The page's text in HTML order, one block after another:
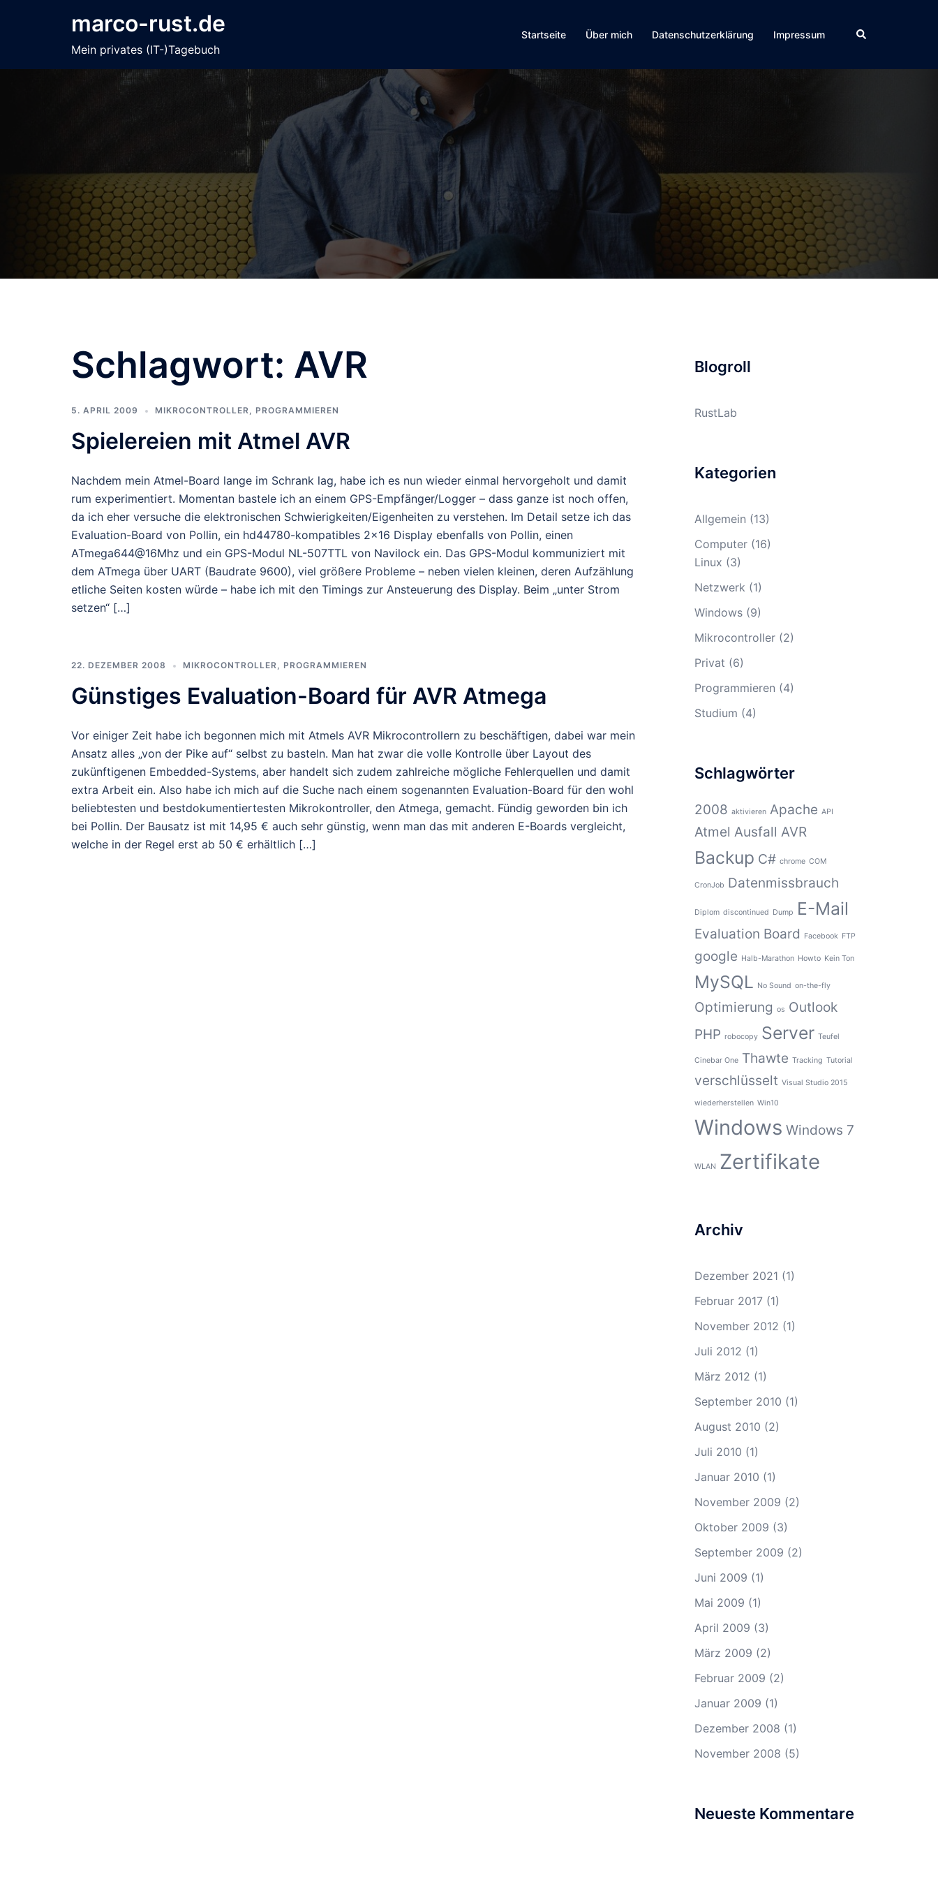
marco-rust.de
Mein privates (IT-)Tagebuch
Startseite Über mich Datenschutzerklärung Impressum Suche
Schlagwort: AVR
5. APRIL 2009 MIKROCONTROLLER, PROGRAMMIEREN
Spielereien mit Atmel AVR
Nachdem mein Atmel-Board lange im Schrank lag, habe ich es nun wieder einmal hervorgeholt und damit
rum experimentiert. Momentan bastele ich an einem GPS-Empfänger/Logger – dass ganze ist noch offen,
da ich eher versuche die elektronischen Schwierigkeiten/Eigenheiten zu verstehen. Im Detail setze ich das
Evaluation-Board von Pollin, ein hd44780-kompatibles 2×16 Display ebenfalls von Pollin, einen
ATmega644@16Mhz und ein GPS-Modul NL-507TTL von Navilock ein. Das GPS-Modul kommuniziert mit
dem ATmega über UART (Baudrate 9600), viel größere Probleme – neben vielen kleinen, deren Aufzählung
etliche Seiten kosten würde – habe ich mit den Timings zur Ansteuerung des Display. Beim „unter Strom
setzen“ […]
22. DEZEMBER 2008 MIKROCONTROLLER, PROGRAMMIEREN
Günstiges Evaluation-Board für AVR Atmega
Vor einiger Zeit habe ich begonnen mich mit Atmels AVR Mikrocontrollern zu beschäftigen, dabei war mein
Ansatz alles „von der Pike auf“ selbst zu basteln. Man hat zwar die volle Kontrolle über Layout des
zukünftigenen Embedded-Systems, aber handelt sich zudem zahlreiche mögliche Fehlerquellen und damit
extra Arbeit ein. Also habe ich mich auf die Suche nach einem sogenannten Evaluation-Board für den wohl
beliebtesten und bestdokumentiertesten Mikrokontroller, den Atmega, gemacht. Fündig geworden bin ich
bei Pollin. Der Bausatz ist mit 14,95 € auch sehr günstig, wenn man das mit anderen E-Boards vergleicht,
welche in der Regel erst ab 50 € erhältlich […]
Blogroll
RustLab
Kategorien
Allgemein (13)
Computer(16)
Linux (3)
Netzwerk (1)
Windows(9)
Mikrocontroller(2)
Privat (6)
Programmieren (4)
Studium (4)
Schlagwörter
2008 aktivieren Apache API
Atmel Ausfall AVR
Backup C# chrome COM
CronJob Datenmissbrauch
Diplom discontinued Dump E-Mail
Evaluation Board Facebook FTP
google Halb-Marathon Howto Kein Ton
MySQL No Sound on-the-fly
Optimierung os Outlook
PHP robocopy Server Teufel
Cinebar One Thawte Tracking Tutorial
verschlüsselt Visual Studio 2015
wiederherstellen Win10
Windows Windows 7
WLAN Zertifikate
Archiv
Dezember 2021 (1)
Februar 2017(1)
November 2012 (1)
Juli 2012 (1)
März 2012 (1)
September 2010 (1)
August 2010 (2)
Juli 2010 (1)
Januar 2010 (1)
November 2009 (2)
Oktober 2009 (3)
September 2009 (2)
Juni 2009 (1)
Mai 2009 (1)
April 2009 (3)
März 2009 (2)
Februar 2009 (2)
Januar 2009 (1)
Dezember 2008 (1)
November 2008 (5)
Neueste Kommentare